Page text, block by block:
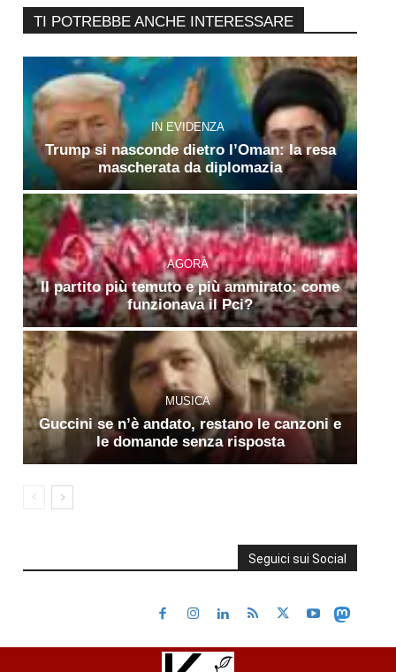
TI POTREBBE ANCHE INTERESSARE
IN EVIDENZA
Trump si nasconde dietro l’Oman: la resa
mascherata da diplomazia
AGORÀ
Il partito più temuto e più ammirato: come
funzionava il Pci?
MUSICA
Guccini se n’è andato, restano le canzoni e
le domande senza risposta
Seguici sui Social